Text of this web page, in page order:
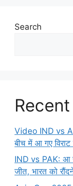
Search
Video IND vs
बीच में आ गए
IND vs PAK: आ
जीत, भारत को